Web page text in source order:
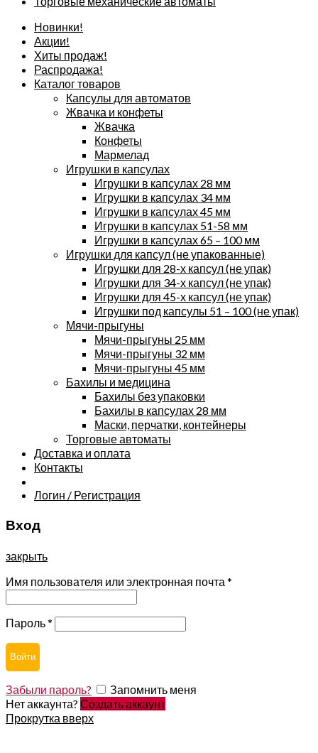
Новинки!
Акции!
Хиты продаж!
Распродажа!
Каталог товаров
Капсулы для автоматов
Жвачка и конфеты
Жвачка
Конфеты
Мармелад
Игрушки в капсулах
Игрушки в капсулах 28 мм
Игрушки в капсулах 34 мм
Игрушки в капсулах 45 мм
Игрушки в капсулах 51-58 мм
Игрушки в капсулах 65 – 100 мм
Игрушки для капсул (не упакованные)
Игрушки для 28-х капсул (не упак)
Игрушки для 34-х капсул (не упак)
Игрушки для 45-х капсул (не упак)
Игрушки под капсулы 51 – 100 (не упак)
Мячи-прыгуны
Мячи-прыгуны 25 мм
Мячи-прыгуны 32 мм
Мячи-прыгуны 45 мм
Бахилы и медицина
Бахилы без упаковки
Бахилы в капсулах 28 мм
Маски, перчатки, контейнеры
Торговые автоматы
Доставка и оплата
Контакты
Логин / Регистрация
Вход
закрыть
Имя пользователя или электронная почта *
Пароль*
Войти
Забыли пароль?
Запомнить меня
Нет аккаунта? Создать аккаунт
Прокрутка вверх